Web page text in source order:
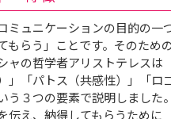
ミュニケーションの目的の一
もらう」ことです。そのため
ャの哲学者アリストテレスは
」「パトス（共感性）」「ロ
う３つの要素で説明しました。
伝え、納得してもらうために